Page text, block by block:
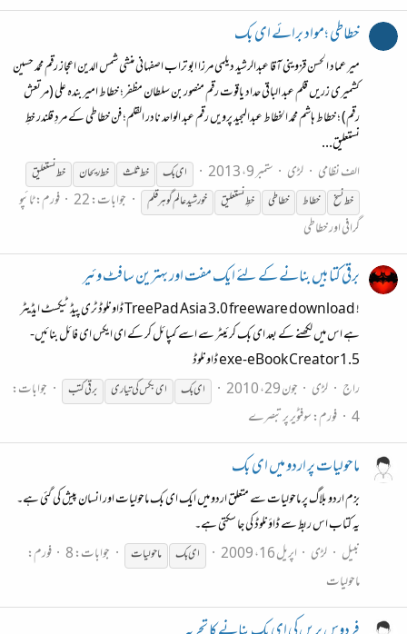
خطاطی ؛مواد برائے ای بک
میر عماد الحسن قزوینی آقا عبدالرشید دیلمی مرزا ابو تراب اصفہانی منشی شمس الدین اعجاز رقم محمد حسین
کشمیری زریں قلم عبد الباقی حداد یاقوت رقم منصور بن سلطان مظفر؛ خطاط امیر بندہ علی (مرتعش
رقم) ؛ خطاط ہاشم محمد الخطاط عبدالمجید پرویں رقم عبد الواحد نادر القلم؛ فن خطاطی کے مردِ قلندر خطِ
نستعلیق...
الف نظامی
لڑی ستمبر 9، 2013 ایبک خط ثلث خط ریحان
خط نستعلیق
خط نسخ
خطاط خطاطی خطِ نستعلیق خورشید عالم گوہر قلم جوابات: 22 فورم:ٹائپو
گرافی اور خطاطی
برقی کتابیں بنانے کے لئے ایک مفت اور بہترین سافٹ وئیر
! TreePad Asia 3.0 freeware download ڈاونلوڈ ٹری پیڈ ٹیکسٹ ایڈیٹر
ہے اس میں لکھنے کے بعد ای بک کرئیٹر سے اسے کمپائل کر کے ای ایکس ای فائل بنائیں-
exe-eBook Creator 1.5 ڈاونلوڈ
راج
لڑی جون 29، 2010 ایبک ایبکس کی تیاری برقی کتب
جوابات:
4 فورم:سوفٹویر پر تبصرے
ماحولیات پر اردو میں ای بک
بزم اردو بلاگ پر ماحولیات سے متعلق اردو میں ایک ای بک ماحولیات اور انسان پیش کی گئی ہے۔
یہ کتاب اس ربط سے ڈاؤنلوڈ کی جا سکتی ہے۔
نبیل
لڑی اپریل 16، 2009 ایبک ماحولیات جوابات: 8
فورم:
ماحولیات